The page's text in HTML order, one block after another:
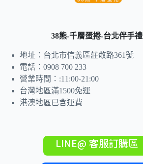
38熊-千層蛋捲-台北伴手禮
地址：台北市信義區莊敬路361號
電話：0908 700 233
營業時間：:11:00-21:00
台灣地區滿1500免運
港澳地區已含運費
LINE@ 客服訂購區